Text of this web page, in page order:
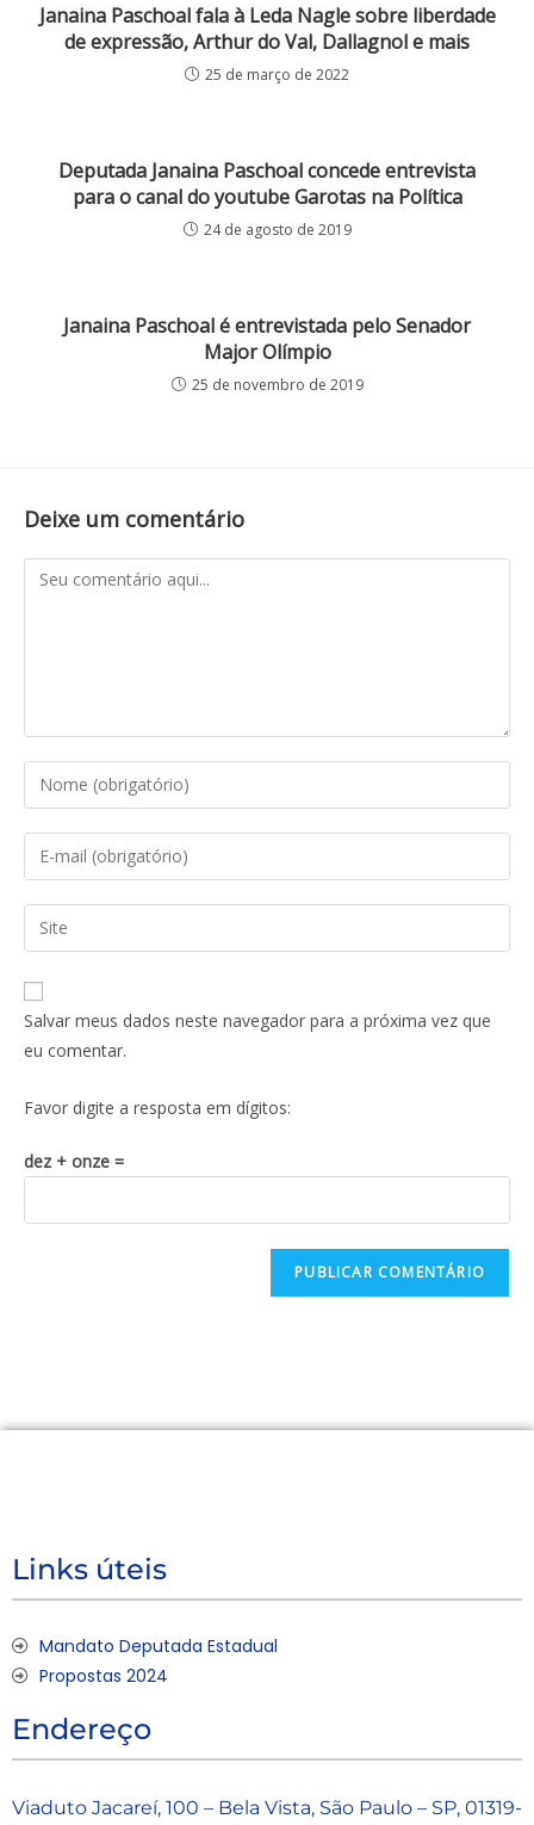
Janaina Paschoal fala à Leda Nagle sobre liberdade
de expressão, Arthur do Val, Dallagnol e mais
25 de março de 2022
Deputada Janaina Paschoal concede entrevista
para o canal do youtube Garotas na Política
24 de agosto de 2019
Janaina Paschoal é entrevistada pelo Senador
Major Olímpio
25 de novembro de 2019
Deixe um comentário
Salvar meus dados neste navegador para a próxima vez que
eu comentar.
Favor digite a resposta em dígitos:
dez + onze =
Links úteis
Mandato Deputada Estadual
Propostas 2024
Endereço
Viaduto Jacareí, 100 – Bela Vista, São Paulo – SP, 01319-